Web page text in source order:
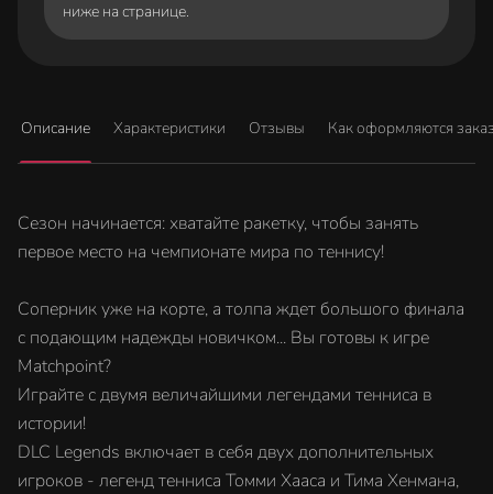
ниже на странице.
Описание Характеристики Отзывы Как оформляются
Сезон начинается: хватайте ракетку, чтобы занять
первое место на чемпионате мира по теннису!
Соперник уже на корте, а толпа ждет большого финала
с подающим надежды новичком... Вы готовы к игре
Matchpoint?
Играйте с двумя величайшими легендами тенниса в
истории!
DLC Legends включает в себя двух дополнительных
игроков - легенд тенниса Томми Хааса и Тима Хенмана,